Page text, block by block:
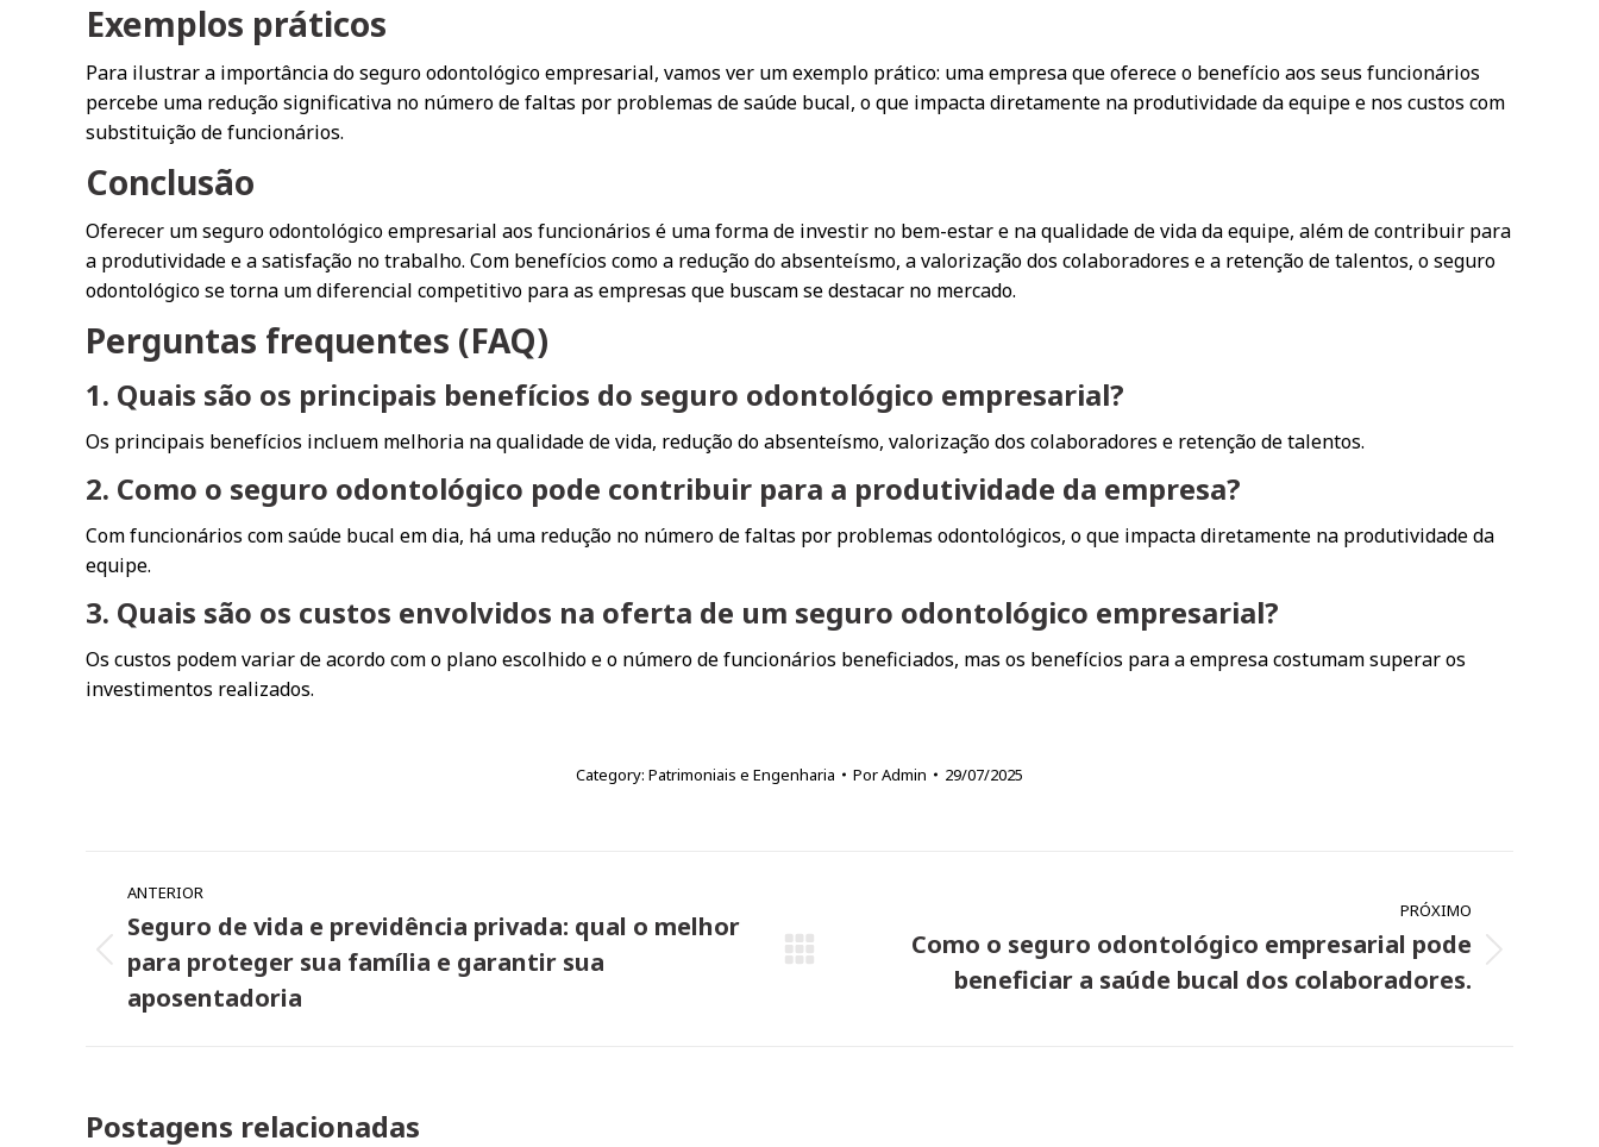
Exemplos práticos
Para ilustrar a importância do seguro odontológico empresarial, vamos ver um exemplo prático: uma empresa que oferece o benefício aos seus funcionários
percebe uma redução significativa no número de faltas por problemas de saúde bucal, o que impacta diretamente na produtividade da equipe e nos custos com
substituição de funcionários.
Conclusão
Oferecer um seguro odontológico empresarial aos funcionários é uma forma de investir no bem-estar e na qualidade de vida da equipe, além de contribuir para
a produtividade e a satisfação no trabalho. Com benefícios como a redução do absenteísmo, a valorização dos colaboradores e a retenção de talentos, o seguro
odontológico se torna um diferencial competitivo para as empresas que buscam se destacar no mercado.
Perguntas frequentes (FAQ)
1. Quais são os principais benefícios do seguro odontológico empresarial?
Os principais benefícios incluem melhoria na qualidade de vida, redução do absenteísmo, valorização dos colaboradores e retenção de talentos.
2. Como o seguro odontológico pode contribuir para a produtividade da empresa?
Com funcionários com saúde bucal em dia, há uma redução no número de faltas por problemas odontológicos, o que impacta diretamente na produtividade da
equipe.
3. Quais são os custos envolvidos na oferta de um seguro odontológico empresarial?
Os custos podem variar de acordo com o plano escolhido e o número de funcionários beneficiados, mas os benefícios para a empresa costumam superar os
investimentos realizados.
Category: Patrimoniais e Engenharia PorAdmin 29/07/2025
post:
ANTERIOR
Post
anterior:
Seguro de vida e previdência privada: qual o melhor
para proteger sua família e garantir sua
aposentadoria
PRÓXIMO
Próximo
Como o seguro odontológico empresarial pode
beneficiar a saúde bucal dos colaboradores.
Postagens relacionadas